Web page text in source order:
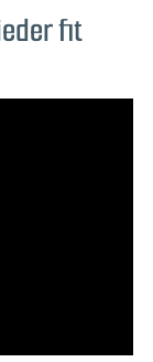
fit